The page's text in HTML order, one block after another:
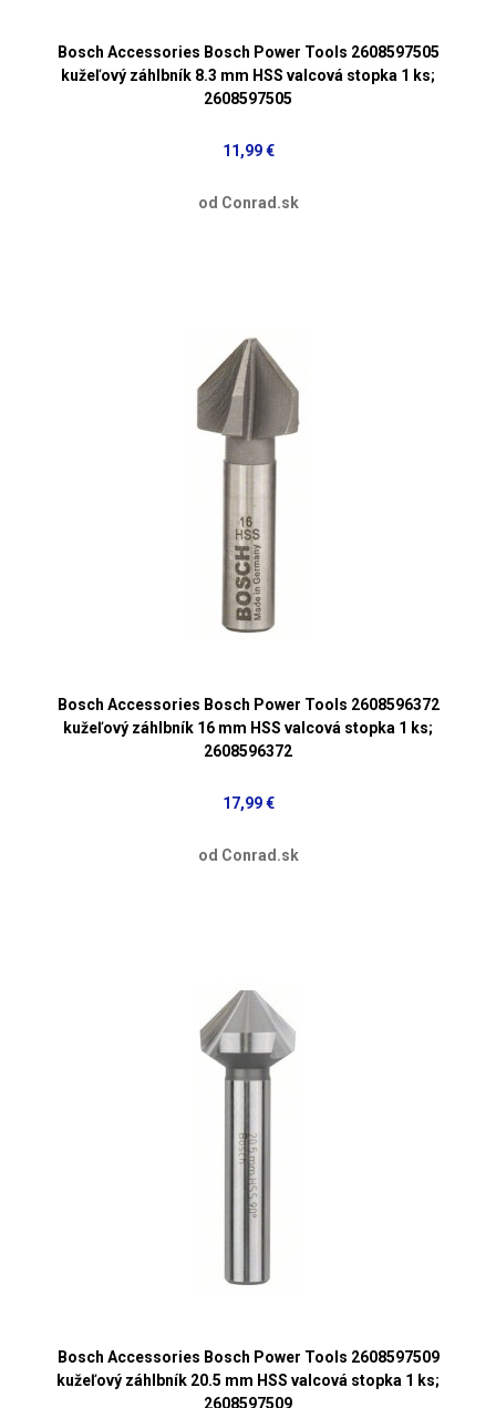
Bosch Accessories Bosch Power Tools 2608597505
kužeľový záhlbník 8.3 mm HSS valcová stopka 1 ks;
2608597505
11,99 €
od Conrad.sk
Bosch Accessories Bosch Power Tools 2608596372
kužeľový záhlbník 16 mm HSS valcová stopka 1 ks;
2608596372
17,99 €
od Conrad.sk
Bosch Accessories Bosch Power Tools 2608597509
kužeľový záhlbník 20.5 mm HSS valcová stopka 1 ks;
2608597509